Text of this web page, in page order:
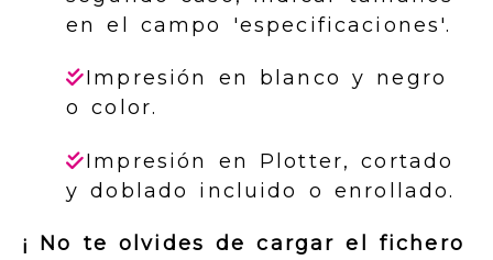
en el campo 'especificaciones'.
Impresión en blanco y negro
o color.
Impresión en Plotter, cortado
y doblado incluido o enrollado.
¡ No te olvides de cargar el fichero